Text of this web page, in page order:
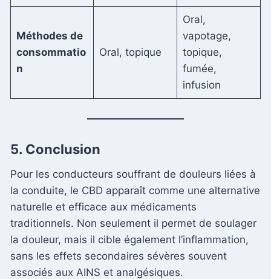
Méthodes de
consommatio
n
Oral, topique
Oral,
vapotage,
topique,
fumée,
infusion
5. Conclusion
Pour les conducteurs souffrant de douleurs liées à
la conduite, le CBD apparaît comme une alternative
naturelle et efficace aux médicaments
traditionnels. Non seulement il permet de soulager
la douleur, mais il cible également l’inflammation,
sans les effets secondaires sévères souvent
associés aux AINS et analgésiques.